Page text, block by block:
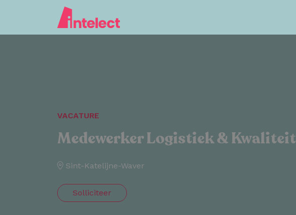
VACATURE
Medewerker Logistiek & Kwaliteit
Sint-Katelijne-Waver
Solliciteer